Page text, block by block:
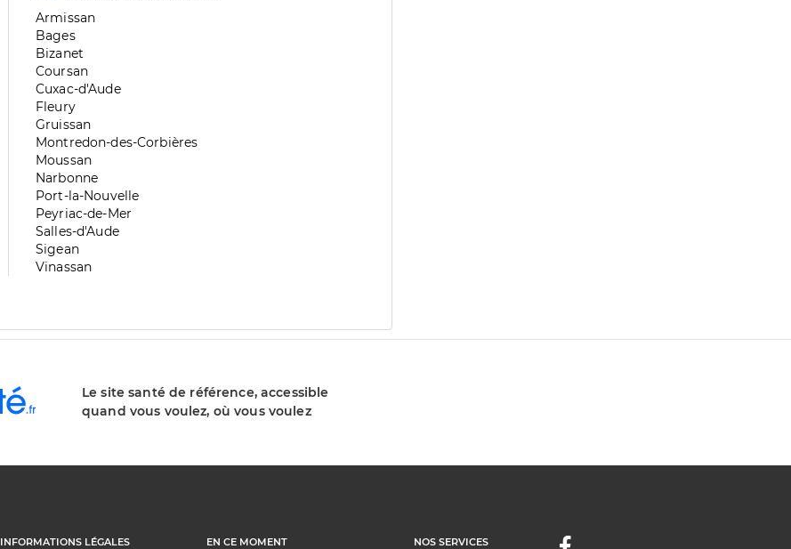
Zone
de
division
Armissan
Zone
de
division
Bages
Zone
de
division
Bizanet
Zone
de
division
Coursan
Zone
de
division
Cuxac-d'Aude
Zone
de
division
Fleury
Zone
de
division
Gruissan
Zone
de
division
Montredon-des-Corbières
Zone
de
division
Moussan
Zone
de
division
Narbonne
Zone
de
division
Port-la-Nouvelle
Zone
de
division
Peyriac-de-Mer
Zone
de
division
Salles-d'Aude
Zone
de
Sigean
Zone
Vinassan
Le site santé de référence, accessible
quand vous voulez, où vous voulez
INFORMATIONS LÉGALES EN CE MOMENT NOS SERVICES Facebook